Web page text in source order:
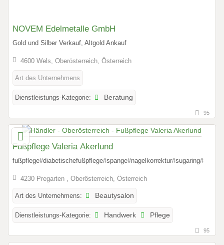
NOVEM Edelmetalle GmbH
Gold und Silber Verkauf, Altgold Ankauf
4600 Wels, Oberösterreich, Österreich
Art des Unternehmens
Dienstleistungs-Kategorie: Beratung
95
Fußpflege Valeria Akerlund
fußpflege#diabetischefußpflege#spange#nagelkorrektur#sugaring#
4230 Pregarten , Oberösterreich, Österreich
Art des Unternehmens: Beautysalon
Dienstleistungs-Kategorie: Handwerk Pflege
95